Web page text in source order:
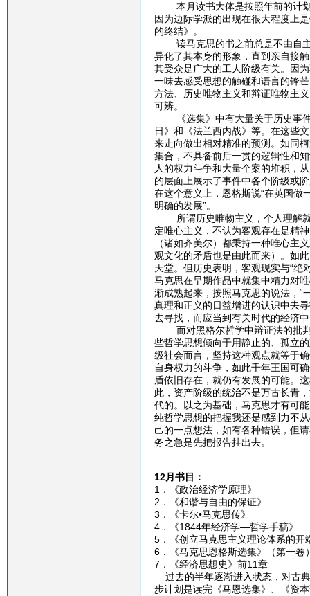
本月读书大体是按照年前的计划
因为边际学派的出现在很大程度上
的终结》。
读马克思的书之前总是不由自主
异化了其本身的形象，直到亲自接
其受众是广大的工人阶级有关。因
一味去感受思想的触碰和语言的锋
方法、历史唯物主义和辩证唯物主
可辨。
《选集》中有大量关于历史事件
日》和《法兰西内战》等。在这些
来走向做出相对精准的预测。如同
集合，不具备前后一贯的逻辑性和
人的权力斗争和大量个案的堆积，
的层面上展示了事件中各个阶级或
在这个意义上，恩格斯说“在英国做
明确的发展”。
所谓历史唯物主义，个人理解就
定唯心主义，不认为客观存在是精
（诸如齐美尔）都秉持一种唯心主
观文化的矛盾也是由此而来）。如
天堂。但历史表明，客观现实与“绝
马克思在早期作品中就集中精力对
渐成熟起来，按照马克思的说法，“
真理和正义的日益增进的认识中去
去寻找，而应当到有关时代的经济
而对黑格尔哲学中辩证法的批判
些哲学思想倾向于用静止的、孤立
级社会而言，坚持这种观点就等于
自身权力的斗争，如此千年王国可
盾依旧存在，就仍有发展的可能。
此，资产阶级的统治不是万古长青
代的。以之为基础，马克思才有可
纯哲学思想的把握我还是感到力不
己的一点想法，如有各种错误，但
务之急是先把报告挂出去。
12月书目：
1．《政治经济学原
2．《和谐与自由的保
3．《卡尔•马克思传
4．《1844年经济学—哲
5．《创立马克思主义理论
6．《马克思恩格斯选集》（
7．《经济思想史》前11
过去的半年逐渐进入状态，对古
步计划是读完《马恩选集》、《资